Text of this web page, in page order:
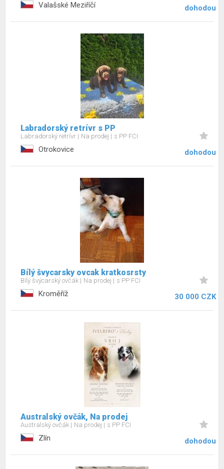
Valašské Meziříčí dohodou
Labradorský retrívr s PP
Labradorský retrívr Na prodej s PP FCI
Otrokovice dohodou
Bílý švycarsky ovcak kratkosrsty
Bílý švýcarský ovčák Na prodej s PP FCI
Kroměříž 30 000 CZK
Australský ovčák, Na prodej
Australský ovčák Na prodej s PP FCI
Zlín dohodou